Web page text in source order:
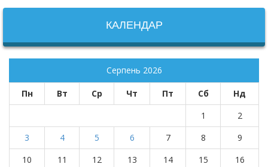
КАЛЕНДАР
Серпень 2026
Пн Вт Ср Чт Пт Сб Нд
1
2
3
4 5 6 7 8
9
10
11 12 13 14 15
16